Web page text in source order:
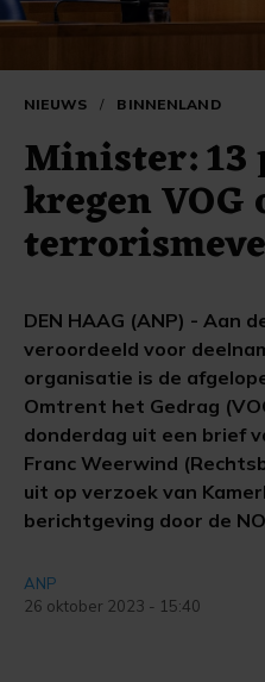
NIEUWS / BINNENLAND
Minister: 13
kregen VOG
DEN HAAG (ANP) - Aan
veroordeeld voor
organisatie is de
Omtrent het Gedrag
donderdag uit een brief
Franc Weerwind
uit op verzoek van
berichtgeving door de
ANP
26 oktober 2023 - 15:40